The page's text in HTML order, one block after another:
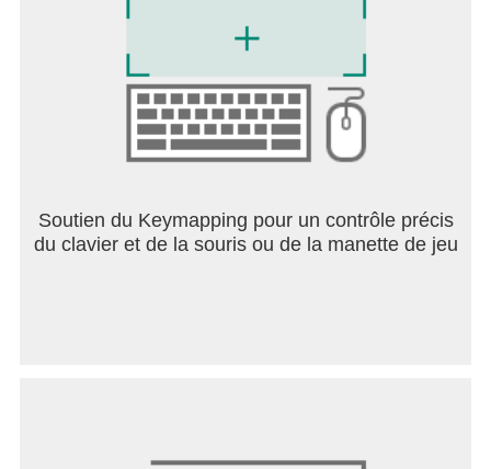
Soutien du Keymapping pour un contrôle précis
du clavier et de la souris ou de la manette de jeu